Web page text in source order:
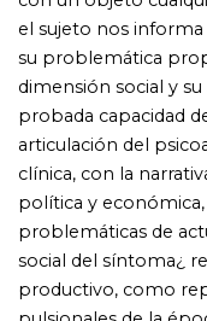
das Américas. Ha dictado
universitaria y seminarios
en el exterior. Publicó
páginas web
jornadas científicas,
freudiana (Letra Viva,
2021); Las pulsiones en
(Letra Viva, 2016) y El
amor del Otro y el goce